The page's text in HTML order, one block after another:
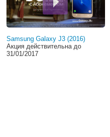
Samsung Galaxy J3 (2016)
Акция действительна до
31/01/2017